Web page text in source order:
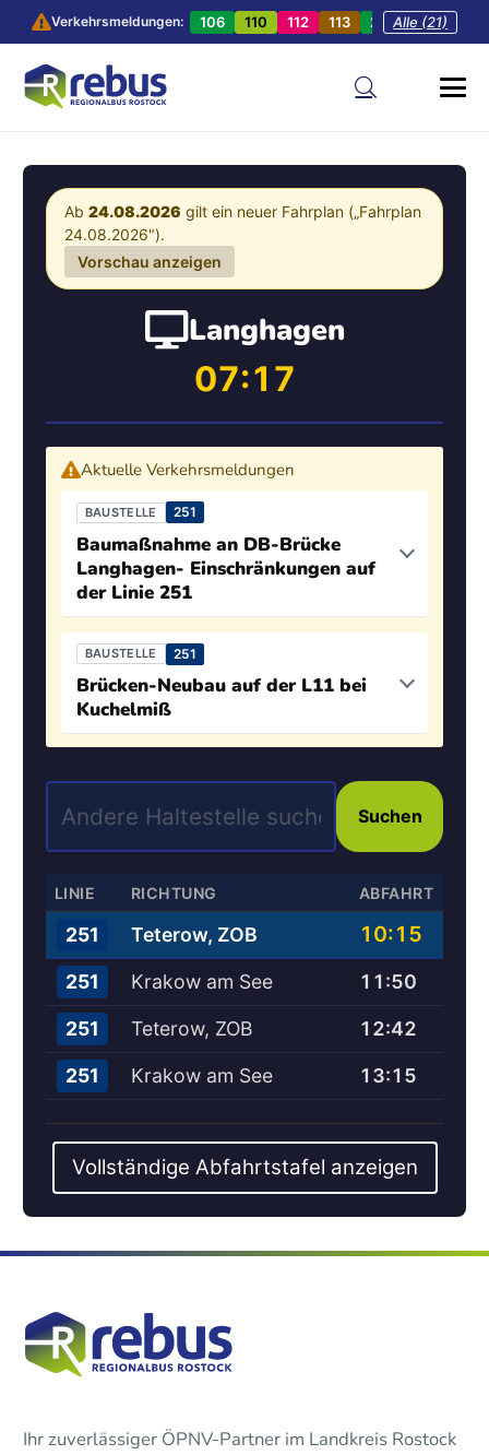
Verkehrsmeldungen: 106 110 112 113 201 202
Alle (21)
Ab 24.08.2026 gilt ein neuer Fahrplan („Fahrplan
24.08.2026").
Vorschau anzeigen
Langhagen
07:17
Aktuelle Verkehrsmeldungen
BAUSTELLE 251
Baumaßnahme an DB-Brücke
Langhagen- Einschränkungen auf
der Linie 251
BAUSTELLE 251
Brücken-Neubau auf der L11 bei
Kuchelmiß
Suchen
LINIE RICHTUNG ABFAHRT
251 Teterow, ZOB 10:15
251 Krakow am See 11:50
251 Teterow, ZOB 12:42
251 Krakow am See 13:15
Vollständige Abfahrtstafel anzeigen
Ihr zuverlässiger ÖPNV-Partner im Landkreis Rostock